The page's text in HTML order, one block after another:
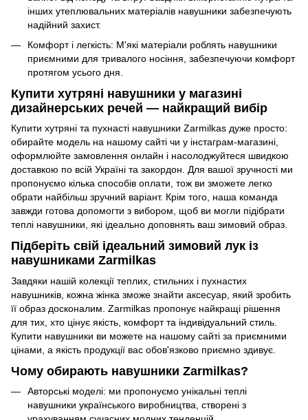
інших утеплювальних матеріалів навушники забезпечують
надійний захист.
Комфорт і легкість: М'які матеріали роблять навушники
приємними для тривалого носіння, забезпечуючи комфорт
протягом усього дня.
Купити хутряні навушники у магазині
дизайнерських речей — найкращий вибір
Купити хутряні та пухнасті навушники Zarmilkas дуже просто:
обирайте модель на нашому сайті чи у інстаграм-магазині,
оформлюйте замовлення онлайн і насолоджуйтеся швидкою
доставкою по всій Україні та закордон. Для вашої зручності ми
пропонуємо кілька способів оплати, тож ви зможете легко
обрати найбільш зручний варіант. Крім того, наша команда
завжди готова допомогти з вибором, щоб ви могли підібрати
теплі навушники, які ідеально доповнять ваш зимовий образ.
Підберіть свій ідеальний зимовий лук із
навушниками Zarmilkas
Завдяки нашій колекції теплих, стильних і пухнастих
навушників, кожна жінка зможе знайти аксесуар, який зробить
її образ досконалим. Zarmilkas пропонує найкращі рішення
для тих, хто цінує якість, комфорт та індивідуальний стиль.
Купити навушники ви можете на нашому сайті за приємними
цінами, а якість продукції вас обов'язково приємно здивує.
Чому обирають навушники Zarmilkas?
Авторські моделі: ми пропонуємо унікальні теплі
навушники українського виробництва, створені з